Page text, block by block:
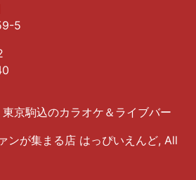
5
京駒込のカラオケ＆ライブバー
が集まる店 はっぴいえんど, All